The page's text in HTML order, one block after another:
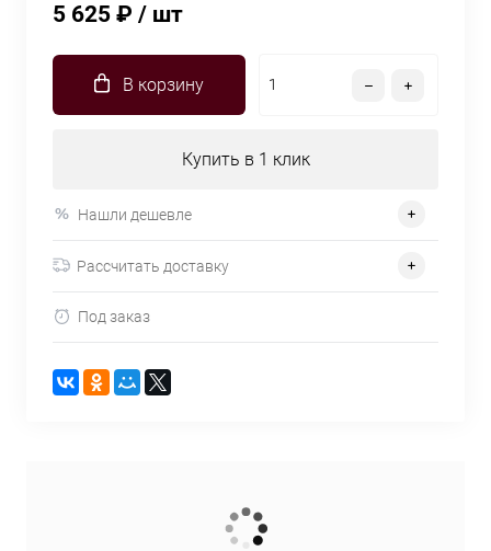
5 625 ₽ / шт
В корзину
Купить в 1 клик
Нашли дешевле
Рассчитать доставку
Под заказ